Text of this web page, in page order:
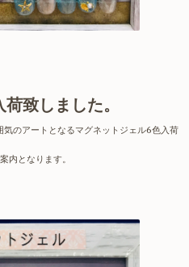
致しました。
のアートとなるマグネットジェル6色入荷
内となります。